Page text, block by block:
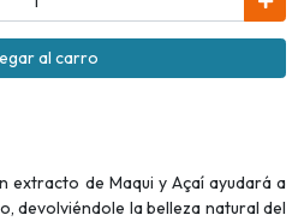
al carro
extracto de Maqui y Açaí ayudará a
devolviéndole la belleza natural del